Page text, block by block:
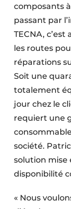
composants
passant par
TECNA,
les routes
réparations
Soit une
totalement
jour chez le
requiert une
société.
solution mise
disponibilité
« Nous